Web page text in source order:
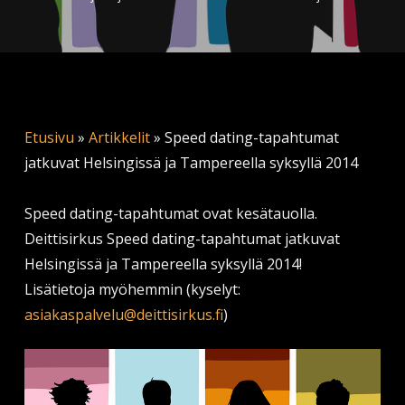
Etusivu » Artikkelit» Speed dating-tapahtumat
jatkuvat Helsingissä ja Tampereella syksyllä 2014
Speed dating-tapahtumat ovat kesätauolla.
Deittisirkus Speed dating-tapahtumat jatkuvat
Helsingissä ja Tampereella syksyllä 2014!
Lisätietoja myöhemmin (kyselyt:
asiakaspalvelu@deittisirkus.fi)